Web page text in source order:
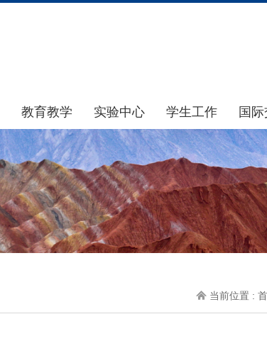
教育教学
本科生教育
研究生教育
实验中心
中心简介
中心动态
规章制度
实验室和仪器设备
大型仪器设备管理
学生工作
通知公告
风采展示
团学建设
奖助贷补
学生组织
心理健康
国
办事
通知
规章
动
交流
当前位置 :